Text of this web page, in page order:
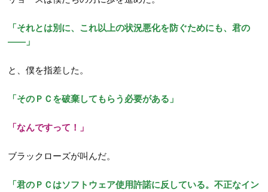
「それとは別に、これ以上の状況悪化を防ぐためにも、君の
――」
と、僕を指差した。
「そのＰＣを破棄してもらう必要がある」
「なんですって！」
ブラックローズが叫んだ。
「君のＰＣはソフトウェア使用許諾に反している。不正なイン